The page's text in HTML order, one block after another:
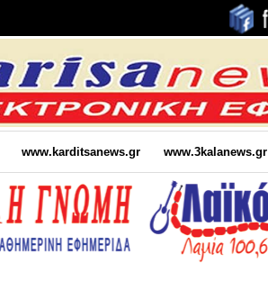
www.karditsanews.gr www.3kalanews.gr